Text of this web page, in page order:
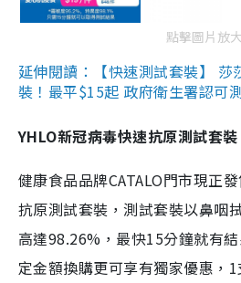
點擊圖片放大
延伸閱讀：【快速測試套裝】 莎
裝！最平$15起 政府衛生署認可
YHLO新冠病毒快速抗原測試套裝
健康食品品牌CATALO門市現正
抗原測試套裝，測試套裝以鼻咽
高達98.26%，最快15分鐘就有
定金額換購更可享有獨家優惠，